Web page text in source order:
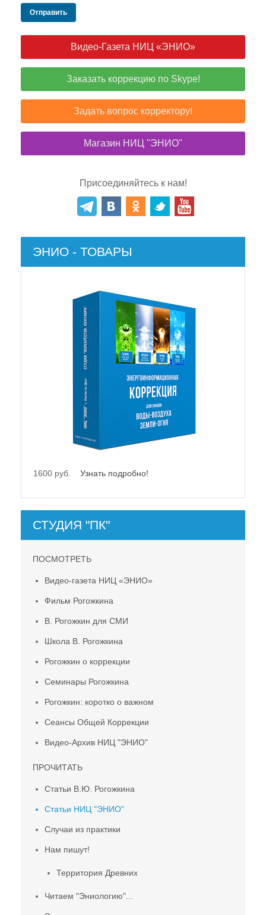
Отправить
Видео-Газета НИЦ «ЭНИО»
Заказать коррекцию по Skype!
Задать вопрос корректору!
Магазин НИЦ "ЭНИО"
Присоединяйтесь к нам!
ЭНИО - ТОВАРЫ
21500 руб.Узнать подробно!
СТУДИЯ "ПК"
ПОСМОТРЕТЬ
Видео-газета НИЦ «ЭНИО»
Фильм Рогожкина
В. Рогожкин для СМИ
Школа В. Рогожкина
Рогожкин о коррекции
Семинары Рогожкина
Рогожкин: коротко о важном
Сеансы Общей Коррекции
Видео-Архив НИЦ "ЭНИО"
ПРОЧИТАТЬ
Статьи В.Ю. Рогожкина
Статьи НИЦ "ЭНИО"
Случаи из практики
Нам пишут!
Территория Древних
Читаем "Эниологию"...